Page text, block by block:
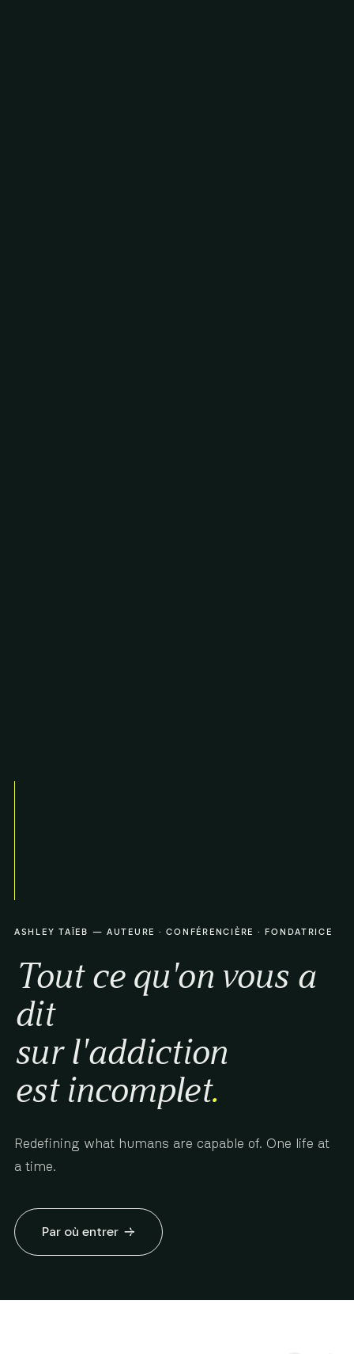
ASHLEY TAÏEB — AUTEURE · CONFÉRENCIÈRE · FONDATRICE
Tout ce qu'on vous a
dit
sur l'addiction
est incomplet.
Redefining what humans are capable of. One life at
a time.
Par où entrer →